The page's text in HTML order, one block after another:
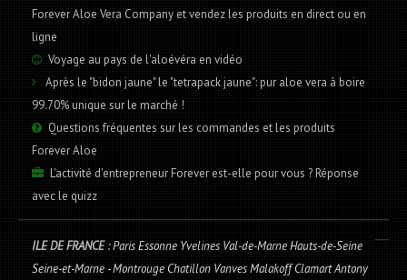
Forever Aloe Vera Company et vendez les produits en direct ou en
ligne
Voyage au pays de l'aloévéra en vidéo
Après le "bidon jaune" le "tetrapack jaune": pur aloe vera à boire
99.70% unique sur le marché !
Questions fréquentes sur les commandes et les produits
Forever Aloe
L'activité d'entrepreneur Forever est-elle pour vous ? Réponse
avec le quizz
ILE DE FRANCE: Paris Essonne Yvelines Val-de-Marne Hauts-de-Seine
Seine-et-Marne - Montrouge Chatillon Vanves Malakoff Clamart Antony